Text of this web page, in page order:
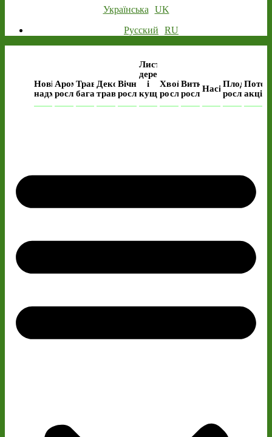
Українська
UK
Русский
RU
Нові
надходження
Ароматичні
рослини
Трав’янисті
багаторічні
Декоративні
трави
Вічнозелені
рослини
Листяні
дерева
і
кущі
Хвойні
рослини
Виткі
рослиниНасінняПлодові
рослини
акція